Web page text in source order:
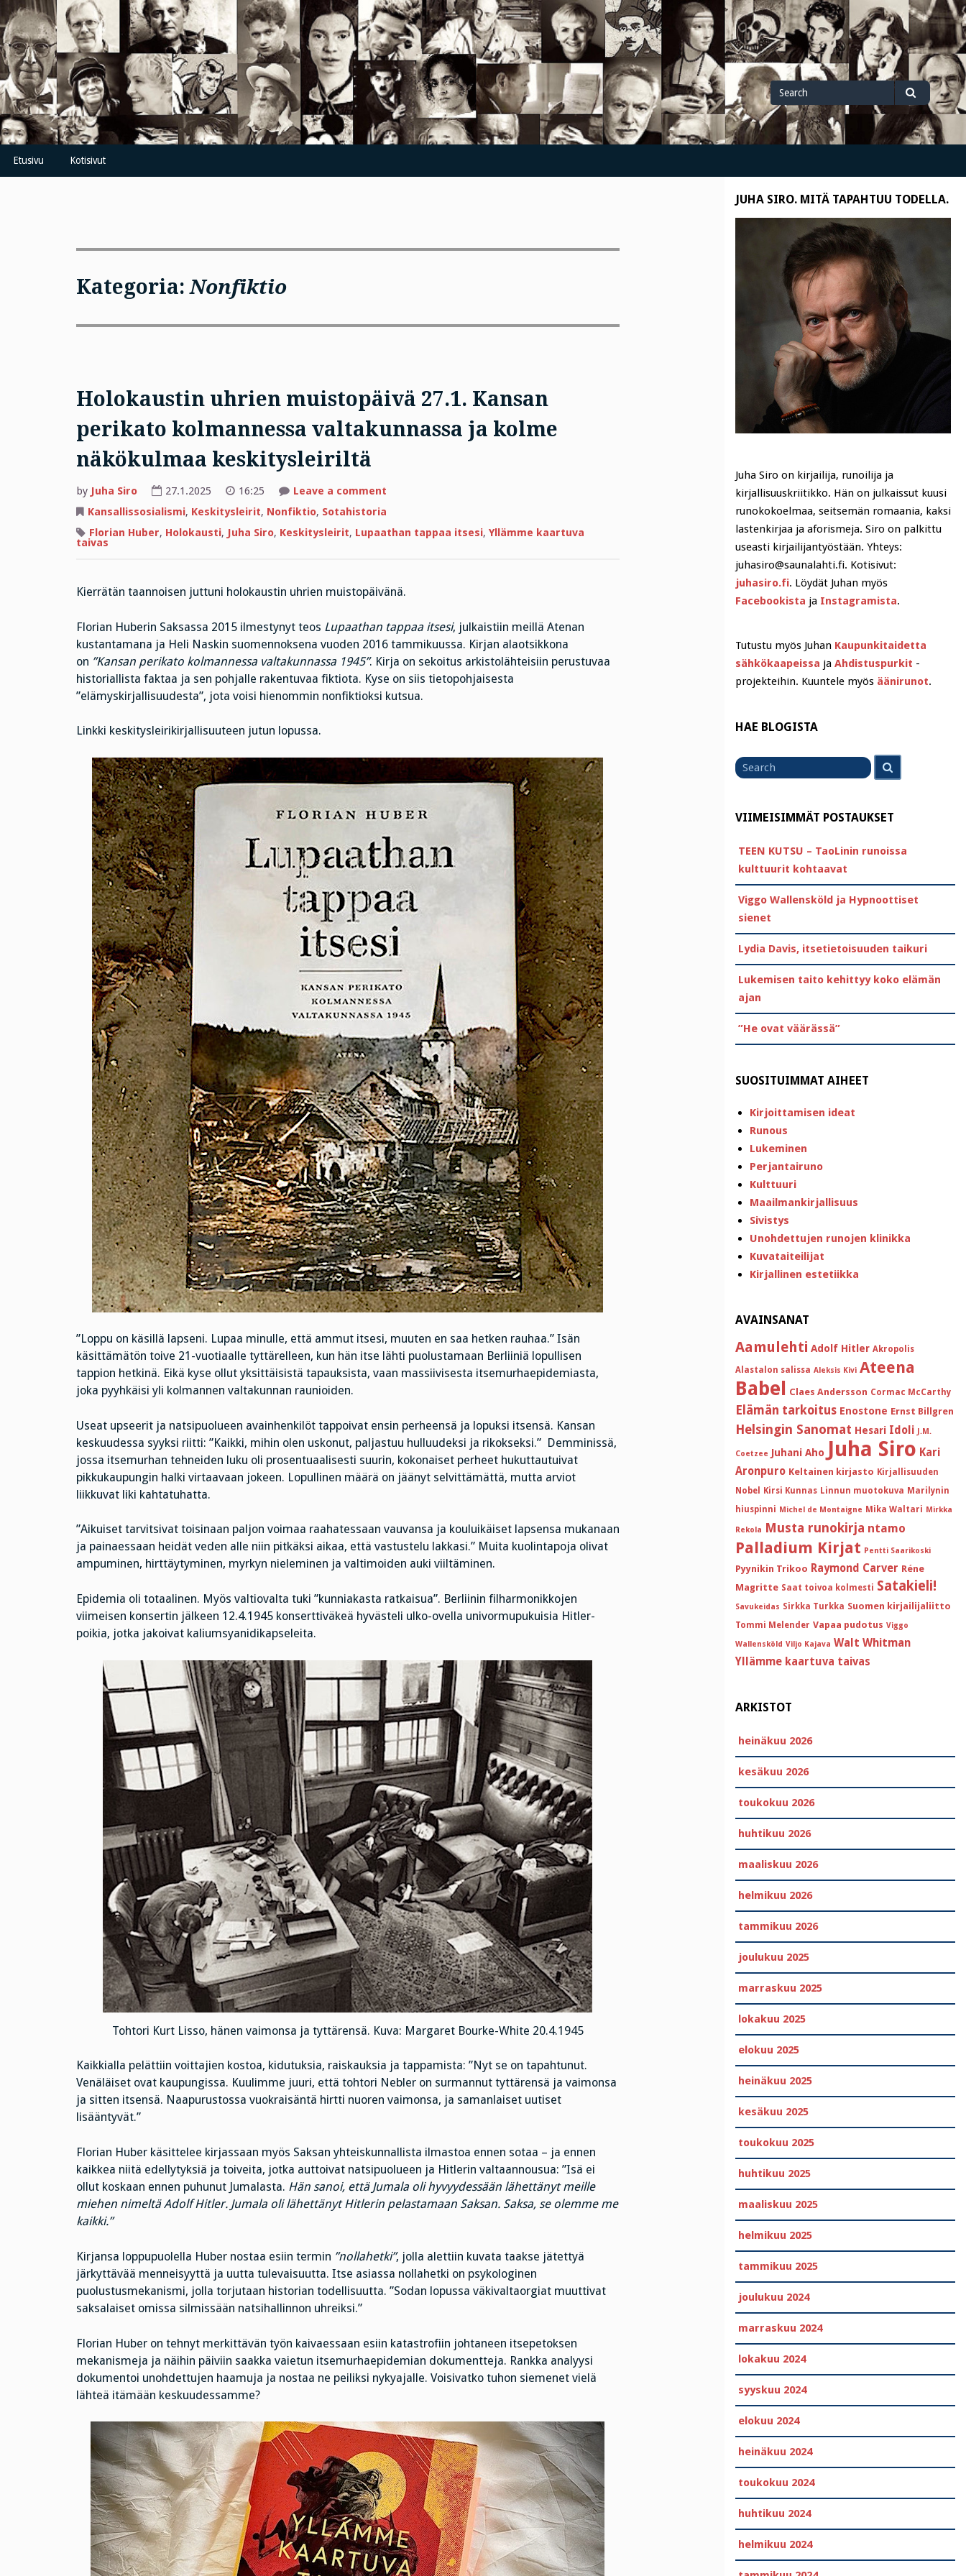
Skip
to
content
Search
for
Search
Etusivu Kotisivut
Kategoria:Nonfiktio
Holokaustin uhrien muistopäivä 27.1. Kansan
perikato kolmannessa valtakunnassa ja kolme
näkökulmaa keskitysleiriltä
by Juha Siro 27.1.2025 16:25 Leave a commenton
uhrien
27.1.
Kansan
kolme
Kansallissosialismi, Keskitysleirit, Nonfiktio, Sotahistoria
Florian Huber, Holokausti, Juha Siro, Keskitysleirit, Lupaathan tappaa itsesi, Yllämme kaartuva
taivas
Kierrätän taannoisen juttuni holokaustin uhrien muistopäivänä.
Florian Huberin Saksassa 2015 ilmestynyt teos Lupaathan tappaa itsesi, julkaistiin meillä Atenan
kustantamana ja Heli Naskin suomennoksena vuoden 2016 tammikuussa. Kirjan alaotsikkona
on ”Kansan perikato kolmannessa valtakunnassa 1945”. Kirja on sekoitus arkistolähteisiin perustuvaa
historiallista faktaa ja sen pohjalle rakentuvaa fiktiota. Kyse on siis tietopohjaisesta
”elämyskirjallisuudesta”, jota voisi hienommin nonfiktioksi kutsua.
Linkki keskitysleirikirjallisuuteen jutun lopussa.
”Loppu on käsillä lapseni. Lupaa minulle, että ammut itsesi, muuten en saa hetken rauhaa.” Isän
käsittämätön toive 21-vuotiaalle tyttärelleen, kun hän itse lähti puolustamaan Berliiniä lopullisen
tappion hetkinä. Eikä kyse ollut yksittäisistä tapauksista, vaan massiivisesta itsemurhaepidemiasta,
joka pyyhkäisi yli kolmannen valtakunnan raunioiden.
Useat upseerit ja natsipuolueen avainhenkilöt tappoivat ensin perheensä ja lopuksi itsensä. Kansan
keskuudessa syyksi riitti: ”Kaikki, mihin olen uskonut, paljastuu hulluudeksi ja rikokseksi.” Demminissä,
jossa itsemurhan tehneiden luku oli prosentuaalisesti suurin, kokonaiset perheet hukuttautuivat
pikkukaupungin halki virtaavaan jokeen. Lopullinen määrä on jäänyt selvittämättä, mutta arviot
liikkuvat liki kahtatuhatta.
”Aikuiset tarvitsivat toisinaan paljon voimaa raahatessaan vauvansa ja kouluikäiset lapsensa mukanaan
ja painaessaan heidät veden alle niin pitkäksi aikaa, että vastustelu lakkasi.” Muita kuolintapoja olivat
ampuminen, hirttäytyminen, myrkyn nieleminen ja valtimoiden auki viiltäminen.
Epidemia oli totaalinen. Myös valtiovalta tuki ”kunniakasta ratkaisua”. Berliinin filharmonikkojen
viimeisen konsertin jälkeen 12.4.1945 konserttiväkeä hyvästeli ulko-ovella univormupukuisia Hitler-
poikia, jotka jakoivat kaliumsyanidikapseleita.
Tohtori Kurt Lisso, hänen vaimonsa ja tyttärensä. Kuva: Margaret Bourke-White 20.4.1945
Kaikkialla pelättiin voittajien kostoa, kidutuksia, raiskauksia ja tappamista: ”Nyt se on tapahtunut.
Venäläiset ovat kaupungissa. Kuulimme juuri, että tohtori Nebler on surmannut tyttärensä ja vaimonsa
ja sitten itsensä. Naapurustossa vuokraisäntä hirtti nuoren vaimonsa, ja samanlaiset uutiset
lisääntyvät.”
Florian Huber käsittelee kirjassaan myös Saksan yhteiskunnallista ilmastoa ennen sotaa – ja ennen
kaikkea niitä edellytyksiä ja toiveita, jotka auttoivat natsipuolueen ja Hitlerin valtaannousua: ”Isä ei
ollut koskaan ennen puhunut Jumalasta. Hän sanoi, että Jumala oli hyvyydessään lähettänyt meille
miehen nimeltä Adolf Hitler. Jumala oli lähettänyt Hitlerin pelastamaan Saksan. Saksa, se olemme me
kaikki.”
Kirjansa loppupuolella Huber nostaa esiin termin ”nollahetki”, jolla alettiin kuvata taakse jätettyä
järkyttävää menneisyyttä ja uutta tulevaisuutta. Itse asiassa nollahetki on psykologinen
puolustusmekanismi, jolla torjutaan historian todellisuutta. ”Sodan lopussa väkivaltaorgiat muuttivat
saksalaiset omissa silmissään natsihallinnon uhreiksi.”
Florian Huber on tehnyt merkittävän työn kaivaessaan esiin katastrofiin johtaneen itsepetoksen
mekanismeja ja näihin päiviin saakka vaietun itsemurhaepidemian dokumentteja. Rankka analyysi
dokumentoi unohdettujen haamuja ja nostaa ne peiliksi nykyajalle. Voisivatko tuhon siemenet vielä
lähteä itämään keskuudessamme?
JUHA SIRO. MITÄ TAPAHTUU TODELLA.
Juha Siro on kirjailija, runoilija ja
kirjallisuuskriitikko. Hän on julkaissut kuusi
runokokoelmaa, seitsemän romaania, kaksi
lastenkirjaa ja aforismeja. Siro on palkittu
useasti kirjailijantyöstään. Yhteys:
juhasiro@saunalahti.fi. Kotisivut:
juhasiro.fi. Löydät Juhan myös
Facebookista ja Instagramista.
Tutustu myös Juhan Kaupunkitaidetta
sähkökaapeissa ja Ahdistuspurkit -
projekteihin. Kuuntele myös äänirunot.
HAE BLOGISTA
for
VIIMEISIMMÄT POSTAUKSET
TEEN KUTSU – TaoLinin runoissa
kulttuurit kohtaavat
Viggo Wallensköld ja Hypnoottiset
sienet
Lydia Davis, itsetietoisuuden taikuri
Lukemisen taito kehittyy koko elämän
ajan
”He ovat väärässä”
SUOSITUIMMAT AIHEET
Kirjoittamisen ideat
Runous
Lukeminen
Perjantairuno
Kulttuuri
Maailmankirjallisuus
Sivistys
Unohdettujen runojen klinikka
Kuvataiteilijat
Kirjallinen estetiikka
AVAINSANAT
Aamulehti Adolf Hitler Akropolis
Alastalon salissa Aleksis Kivi Ateena
Babel Claes Andersson Cormac McCarthy
Elämän tarkoitus Enostone Ernst Billgren
Helsingin Sanomat Hesari Idoli J.M.
Coetzee Juhani Aho Juha Siro Kari
Aronpuro Keltainen kirjasto Kirjallisuuden
Nobel
Kirsi Kunnas Linnun muotokuva Marilynin
hiuspinni Michel de Montaigne Mika Waltari Mirkka
Rekola Musta runokirja ntamo
Palladium Kirjat Pentti Saarikoski
Pyynikin Trikoo Raymond Carver Réne
Magritte Saat toivoa kolmesti Satakieli!
Savukeidas Sirkka Turkka Suomen kirjailijaliitto
Tommi Melender Vapaa pudotus Viggo
Wallensköld Viljo Kajava Walt Whitman
Yllämme kaartuva taivas
ARKISTOT
heinäkuu 2026
kesäkuu 2026
toukokuu 2026
huhtikuu 2026
maaliskuu 2026
helmikuu 2026
tammikuu 2026
joulukuu 2025
marraskuu 2025
lokakuu 2025
elokuu 2025
heinäkuu 2025
kesäkuu 2025
toukokuu 2025
huhtikuu 2025
maaliskuu 2025
helmikuu 2025
tammikuu 2025
joulukuu 2024
marraskuu 2024
lokakuu 2024
syyskuu 2024
elokuu 2024
heinäkuu 2024
toukokuu 2024
huhtikuu 2024
helmikuu 2024